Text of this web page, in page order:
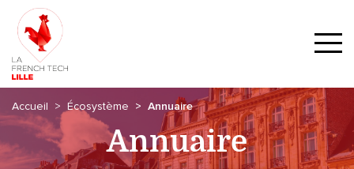
Accueil Écosystème Annuaire
Annuaire